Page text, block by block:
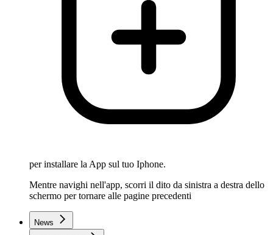
per installare la App sul tuo Iphone.
Mentre navighi nell'app, scorri il dito da sinistra a destra dello
schermo per tornare alle pagine precedenti
News